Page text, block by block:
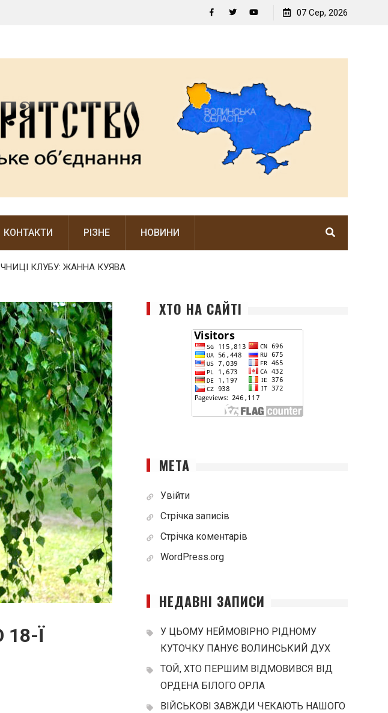
У ЦЬОМУ НЕЙМОВІРНО РІДНОМУ КУТОЧКУ ПАНУЄ
07 Сер, 2026
КОНТАКТИ РІЗНЕ НОВИНИ
КЛУБУ: ЖАННА КУЯВА
Ї
ХТО НА САЙТІ
МЕТА
Увійти
Стрічка записів
Стрічка коментарів
WordPress.org
НЕДАВНІ ЗАПИСИ
У ЦЬОМУ НЕЙМОВІРНО РІДНОМУ
КУТОЧКУ ПАНУЄ ВОЛИНСЬКИЙ ДУХ
ТОЙ, ХТО ПЕРШИМ ВІДМОВИВСЯ ВІД
ОРДЕНА БІЛОГО ОРЛА
ВІЙСЬКОВІ ЗАВЖДИ ЧЕКАЮТЬ НАШОГО